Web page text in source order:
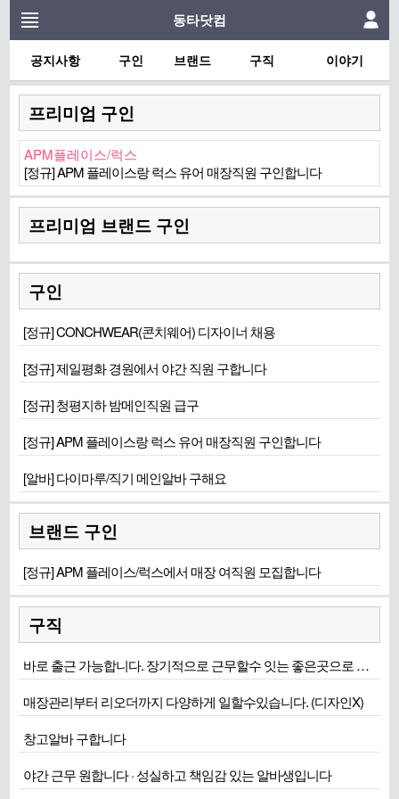
동타닷컴
공지사항 구인 브랜드 구직 이야기
프리미엄 구인
APM플레이스/럭스
[정규] APM 플레이스랑 럭스 유어 매장직원 구인합니다
프리미엄 브랜드 구인
구인
[정규] CONCHWEAR(콘치웨어) 디자이너 채용
[정규] 제일평화 경원에서 야간 직원 구합니다
[정규] 청평지하 밤메인직원 급구
[정규] APM 플레이스랑 럭스 유어 매장직원 구인합니다
[알바] 다이마루/직기 메인알바 구해요
브랜드 구인
[정규] APM 플레이스/럭스에서 매장 여직원 모집합니다
구직
바로 출근 가능합니다. 장기적으로 근무할수 잇는 좋은곳으로 희망합니다
매장관리부터 리오더까지 다양하게 일할수있습니다. (디자인X)
창고알바 구합니다
야간 근무 원합니다 · 성실하고 책임감 있는 알바생입니다